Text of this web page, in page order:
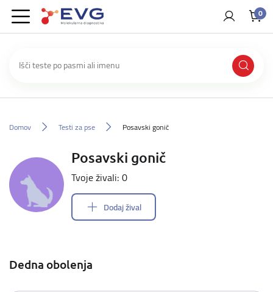
0
Domov Testi za pse Posavski gonič
Posavski gonič
Tvoje živali: 0
Dodaj žival
Dedna obolenja